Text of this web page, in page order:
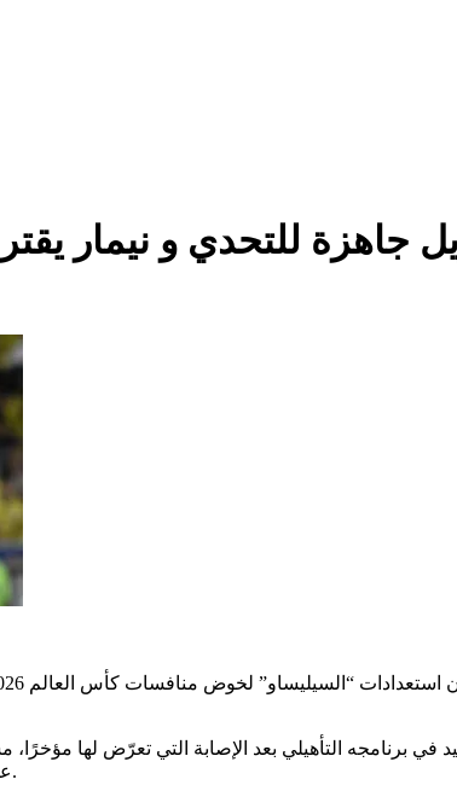
جاهزة للتحدي و نيمار
التأهيلي بعد الإصابة التي تعرّض لها مؤخرًا،
عودته، مع وجود مؤشرات إيجابية بشأن جاهزيته خلال البطولة.